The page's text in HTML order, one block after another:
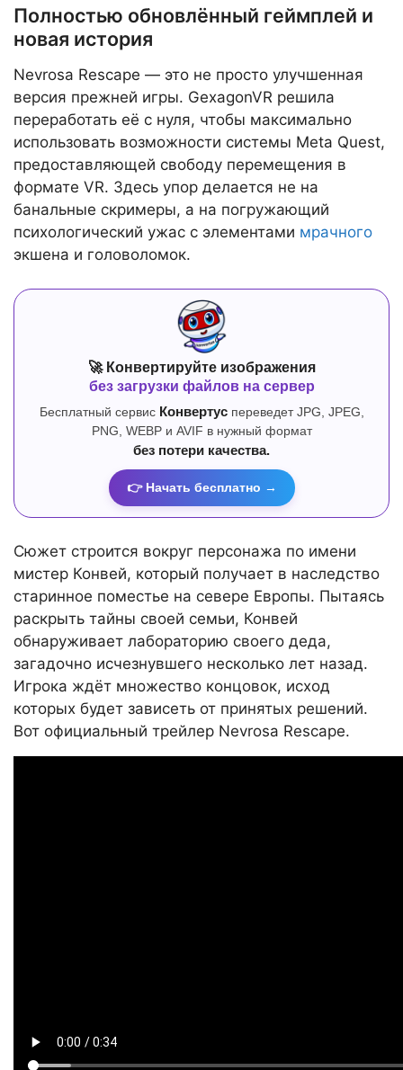
Полностью обновлённый геймплей и
новая история
Nevrosa Rescape — это не просто улучшенная
версия прежней игры. GexagonVR решила
переработать её с нуля, чтобы максимально
использовать возможности системы Meta Quest,
предоставляющей свободу перемещения в
формате VR. Здесь упор делается не на
банальные скримеры, а на погружающий
психологический ужас с элементами мрачного
экшена и головоломок.
🚀 Конвертируйте изображения
без загрузки файлов на сервер
Бесплатный сервис Конвертуспереведет JPG, JPEG,
PNG, WEBP и AVIF в нужный формат
без потери качества.
👉 Начать бесплатно →
Сюжет строится вокруг персонажа по имени
мистер Конвей, который получает в наследство
старинное поместье на севере Европы. Пытаясь
раскрыть тайны своей семьи, Конвей
обнаруживает лабораторию своего деда,
загадочно исчезнувшего несколько лет назад.
Игрока ждёт множество концовок, исход
которых будет зависеть от принятых решений.
Вот официальный трейлер Nevrosa Rescape.